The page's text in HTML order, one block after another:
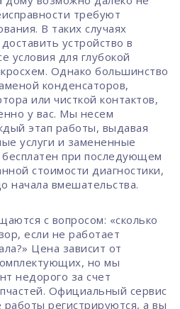
дому возможно далеко не
требуют
В таких случаях
устройство в
условия для глубокой
Однако большинство
конденсаторов,
или чисткой контактов,
у вас. Мы несем
этап работы, выдавая
услуги и замененные
при последующем
стоимости диагностики,
начала вмешательства.
с вопросом: «сколько
если не работает
Цена зависит от
но мы
недорого за счет
Официальный сервис